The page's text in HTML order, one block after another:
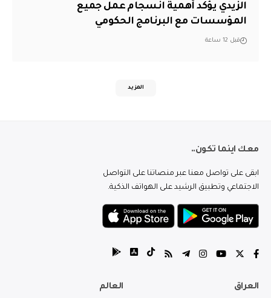
الزيدي يؤكد أهمية انسجام عمل جميع
المؤسسات مع البرنامج الحكومي
قبل 12 ساعة
المزيد
معك اينما تكون..
ابقى على تواصل معنا عبر منصاتنا على التواصل
الاجتماعي وتطبيق الرشيد على الهواتف الذكية.
العراق العالم